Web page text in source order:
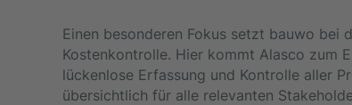
Einen besonderen Fokus setzt bauwo bei
Kostenkontrolle. Hier kommt Alasco zum
lückenlose Erfassung und Kontrolle aller
übersichtlich für alle relevanten